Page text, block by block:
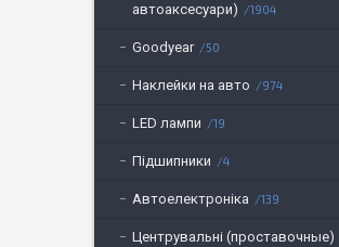
автоаксесуари)
1904
Goodyear 50
Наклейки на авто 974
LED лампи 19
Підшипники 4
Автоелектроніка 139
Центрувальні (проставочные)